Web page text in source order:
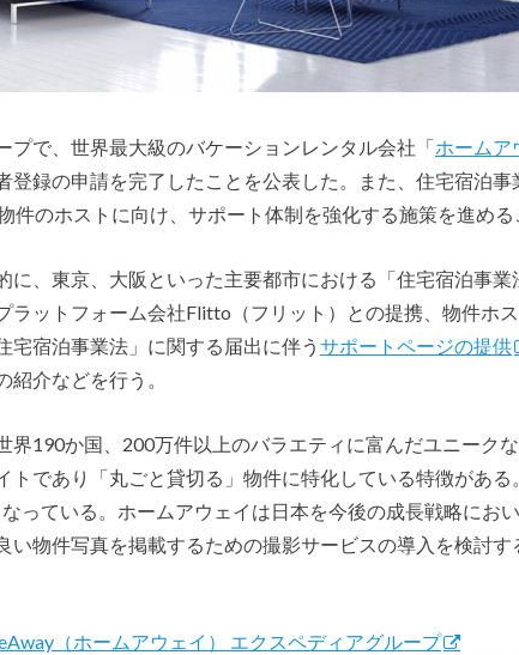
プで、世界最大級のバケーションレンタル会社「ホームア
登録の申請を完了したことを公表した。また、住宅宿泊事
件のホストに向け、サポート体制を強化する施策を進める
に、東京、大阪といった主要都市における「住宅宿泊事業
ラットフォーム会社Flitto（フリット）との提携、物件ホ
宅宿泊事業法」に関する届出に伴う サポートページの提供
紹介などを行う。
界190か国、200万件以上のバラエティに富んだユニーク
トであり「丸ごと貸切る」物件に特化している特徴がある
っている。ホームアウェイは日本を今後の成長戦略にお
い物件写真を掲載するための撮影サービスの導入を検討
（ホームアウェイ） エクスペディアグループ